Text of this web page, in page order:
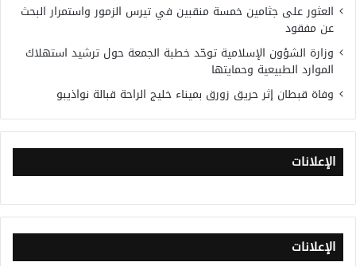
العثور على جثامين خمسة منقبين في تيرس الزمور واستمرار البحث
عن مفقود
وزارة الشؤون الإسلامية توحّد خطبة الجمعة حول ترشيد استهلاك
الموارد الطبيعية وحمايتها
وفاة قبطان إثر حريق زورق بميناء خليج الراحة قبالة نواذيبو
الإعلانات
الإعلانات